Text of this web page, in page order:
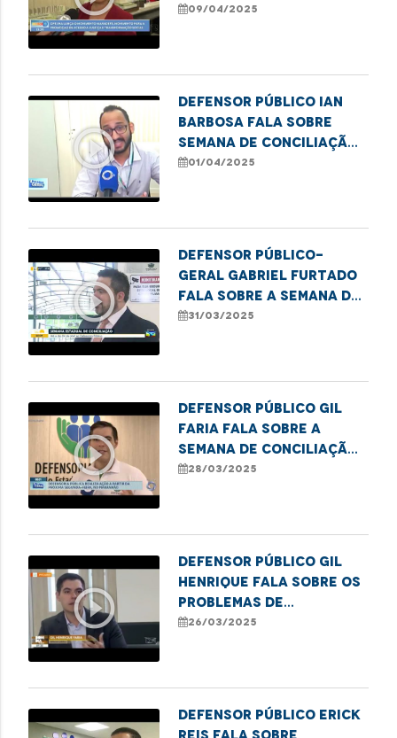
Comunicadores
09/04/2025
play_circle_outline
DEFENSOR PÚBLICO IAN
BARBOSA FALA SOBRE
SEMANA DE CONCILIAÇÃO
EM PRESIDENTE DUTRA
01/04/2025
play_circle_outline
Defensor público-
geral Gabriel Furtado
fala sobre a Semana de
Conciliação
31/03/2025
play_circle_outline
Defensor público Gil
Faria fala sobre a
Semana de Conciliação
2025
28/03/2025
play_circle_outline
Defensor público Gil
Henrique fala sobre os
problemas de
acessibilidade nos
26/03/2025
Defensor público Erick